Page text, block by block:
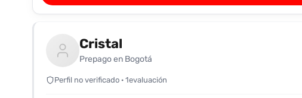
Cristal
Prepago en Bogotá
Perfil no verificado · 1evaluación